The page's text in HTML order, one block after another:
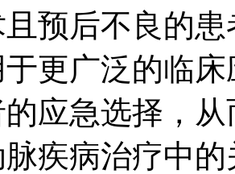
预后不良的
更广泛的临
应急选择，
疾病治疗中的